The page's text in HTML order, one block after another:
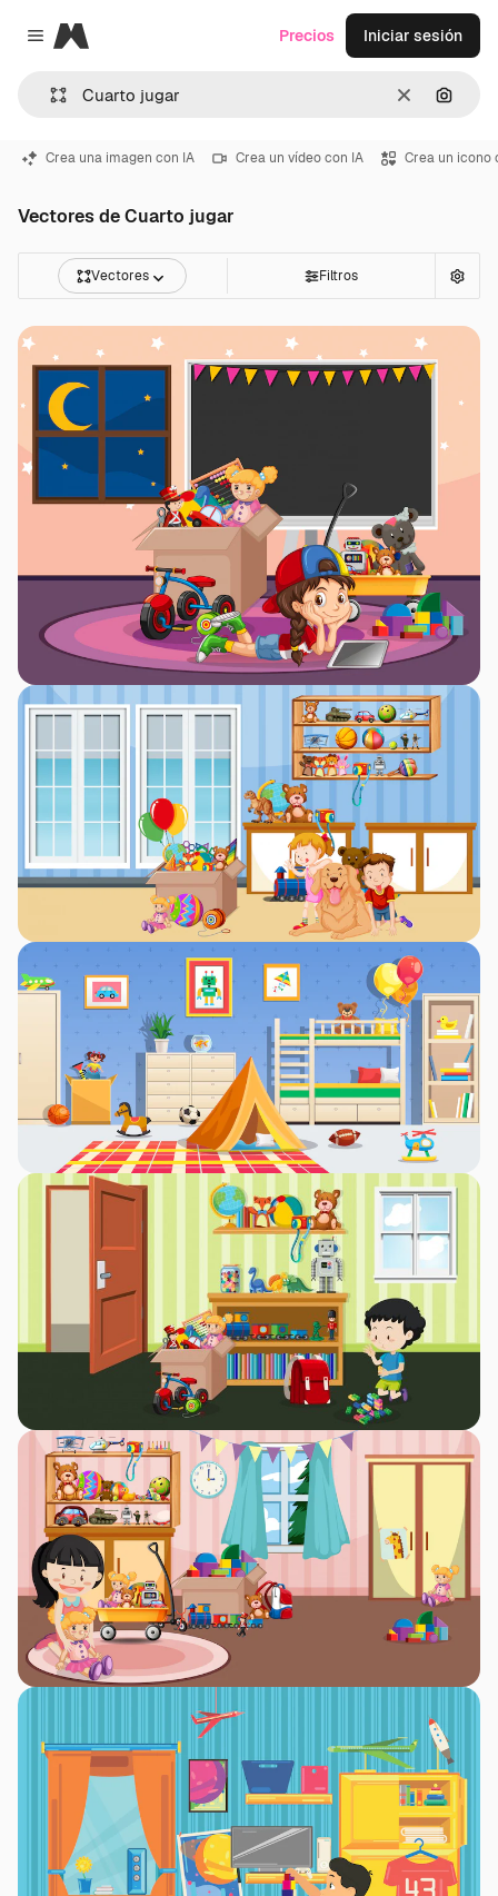
Close menu
Magnific
Borrar
Precios Iniciar sesión
Crea una imagen con IA Crea un vídeo con IA Crea un icono
Vectores de Cuarto jugar
Vectores Filtros